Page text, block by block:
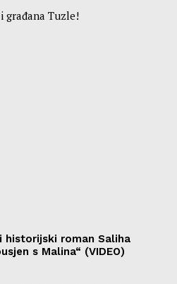
građana Tuzle!
historijski roman Saliha
s Malina“ (VIDEO)